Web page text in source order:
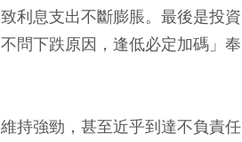
利息支出不斷膨脹。最後是投資
問下跌原因，逢低必定加碼」奉
持強勁，甚至近乎到達不負責任